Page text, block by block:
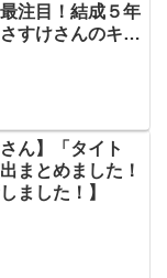
注目！結成５年
すけさんのキャ
ん】「タイト
まとめました！
ました！】